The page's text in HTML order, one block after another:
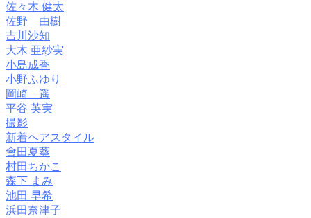
佐々木 健太
佐野 由樹
吉川沙知
大木 亜紗実
小島成香
小野ふゆり
岡崎 遥
平谷 英実
撮影
新着ヘアスタイル
會田夏葵
村田ちかこ
森下 まみ
池田 早希
浜田奈津子